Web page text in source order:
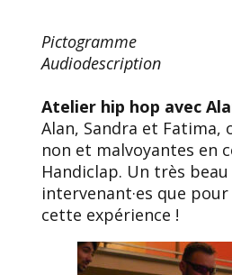
Pictogramme
Audiodescription
Atelier hip hop avec
Alan, Sandra et
non et malvoyantes en
Handiclap. Un très
intervenant·es que
cette expérience !